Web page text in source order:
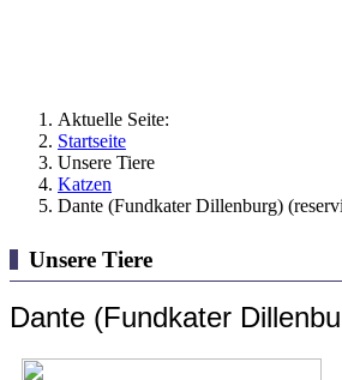
Aktuelle Seite:
Startseite
Unsere Tiere
Katzen
Dante (Fundkater Dillenburg)
Unsere Tiere
Dante (Fundkater